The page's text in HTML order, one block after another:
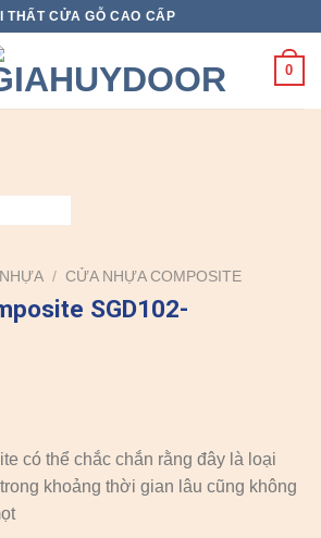
THẤT CỬA GỖ CAO CẤP
0
/ CỬA NHỰA COMPOSITE
SGD102-
có thể chắc chắn rằng đây là loại
khoảng thời gian lâu cũng không